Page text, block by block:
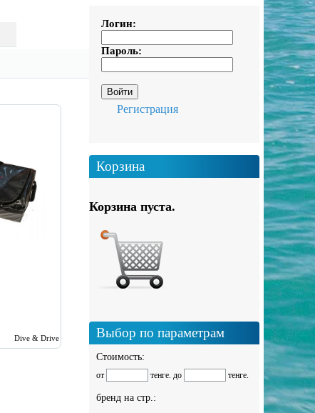
Dive & Drive
Логин:
Пароль:
Регистрация
Корзина
Корзина пуста.
Выбор по параметрам
Стоимость:
от тенге. до тенге.
бренд на стр.: